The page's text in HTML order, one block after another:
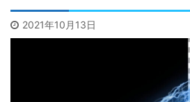
2021年10月13日